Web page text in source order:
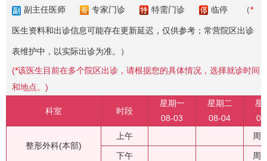
副主任医师 专家门诊 特需门诊 临停 （*
医生资料和出诊信息可能存在更新延迟，仅供参考；常营院区出诊
表维护中，以实际出诊为准。）
(*该医生目前在多个院区出诊，请根据您的具体情况，选择就诊时间
和地点。)
科室 时段
星期一
08-03
星期二
08-04
星
整形外科(本部)
上午 周
下午 周